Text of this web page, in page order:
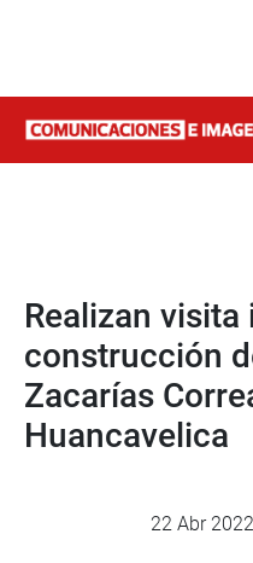
Realizan
construcción
Zacarías
Huancavelica
22 Abr